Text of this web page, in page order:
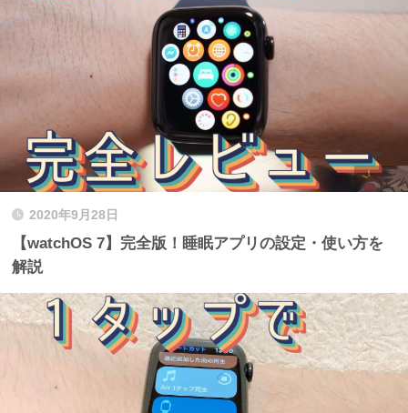
2020年9月28日
【watchOS 7】完全版！睡眠アプリの設定・使い方を
解説